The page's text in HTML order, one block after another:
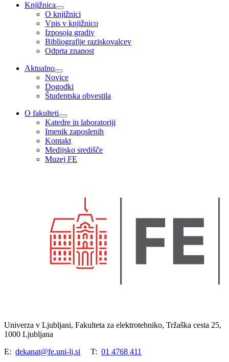
Knjižnica
O knjižnici
Vpis v knjižnico
Izposoja gradiv
Bibliografije raziskovalcev
Odprta znanost
Aktualno
Novice
Dogodki
Študentska obvestila
O fakulteti
Katedre in laboratoriji
Imenik zaposlenih
Kontakt
Medijsko središče
Muzej FE
Univerza v Ljubljani, Fakulteta za elektrotehniko, Tržaška cesta 25,
1000 Ljubljana
E: dekanat@fe.uni-lj.si T: 01 4768 411